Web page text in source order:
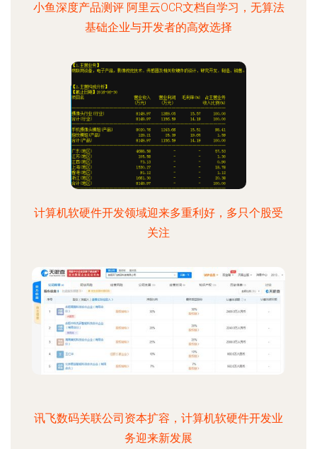
小鱼深度产品测评 阿里云OCR文档自学习，无算法
基础企业与开发者的高效选择
计算机软硬件开发领域迎来多重利好，多只个股受
关注
讯飞数码关联公司资本扩容，计算机软硬件开发业
务迎来新发展